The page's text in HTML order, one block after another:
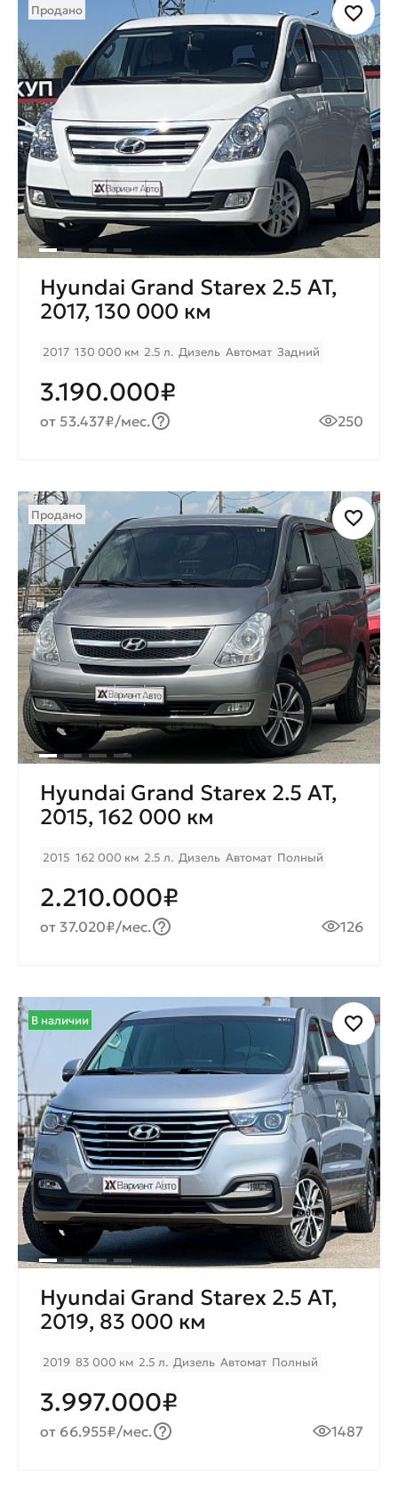
Продано
Hyundai Grand Starex 2.5 AT,
2017, 130 000 км
2017 130 000 км 2.5 л. Дизель Автомат Задний
3.190.000₽
от 53.437₽/мес. 250
Продано
Hyundai Grand Starex 2.5 AT,
2015, 162 000 км
2015 162 000 км 2.5 л. Дизель Автомат Полный
2.210.000₽
от 37.020₽/мес. 126
В наличии
Hyundai Grand Starex 2.5 AT,
2019, 83 000 км
2019 83 000 км 2.5 л. Дизель Автомат Полный
3.997.000₽
от 66.955₽/мес. 1487